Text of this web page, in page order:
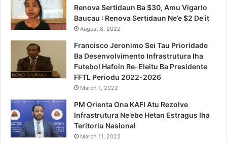
Renova Sertidaun Ba $30, Amu Vigario
Baucau : Renova Sertidaun Ne’e $2 De’it
August 8, 2022
Francisco Jeronimo Sei Tau Prioridade
Ba Desenvolvimento Infrastrutura Iha
Futebol Hafoin Re-Eleitu Ba Presidente
FFTL Periodu 2022-2026
March 1, 2022
PM Orienta Ona KAFI Atu Rezolve
Infrastrutura Ne’ebe Hetan Estragus Iha
Teritoriu Nasional
March 11, 2022